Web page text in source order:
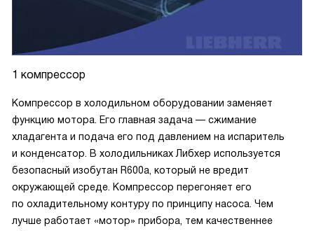
1 компрессор
Компрессор в холодильном оборудовании заменяет
функцию мотора. Его главная задача — сжимание
хладагента и подача его под давлением на испаритель
и конденсатор. В холодильниках Либхер используется
безопасный изобутан R600a, который не вредит
окружающей среде. Компрессор перегоняет его
по охладительному контуру по принципу насоса. Чем
лучше работает «мотор» прибора, тем качественнее